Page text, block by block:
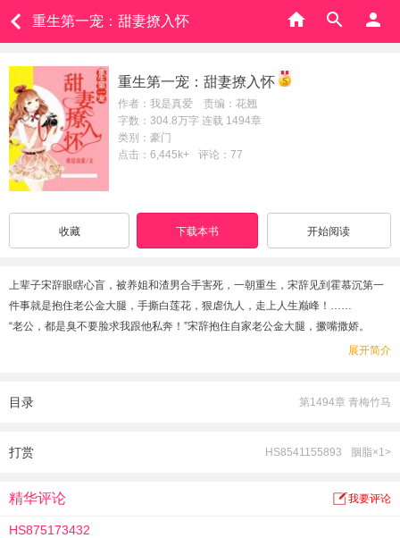
重生第一宠：甜妻撩入怀
重生第一宠：甜妻撩入怀
作者：我是真爱 责编：花翘
字数：304.8万字 连载 1494章
类别：豪门
点击：6,445k+
评论：77
收藏 下载本书 开始阅读
上辈子宋辞眼瞎心盲，被养姐和渣男合手害死，一朝重生，宋辞见到霍慕沉第一
件事就是抱住老公金大腿，手撕白莲花，狠虐仇人，走上人生巅峰！……
“老公，都是臭不要脸求我跟他私奔！”宋辞抱住自家老公金大腿，撅嘴撒娇。
娇媚的小眼神，一抛过去，一砸一个准！
后来，果然下不了床……
（这是一个女主重生归来，抱住金大腿老公，亲亲抱抱举高高，虐渣渣生宝宝的
展开简介
目录 第1494章 青梅竹马
打赏 HS8541155893 胭脂×1>
精华评论 我要评论
HS875173432